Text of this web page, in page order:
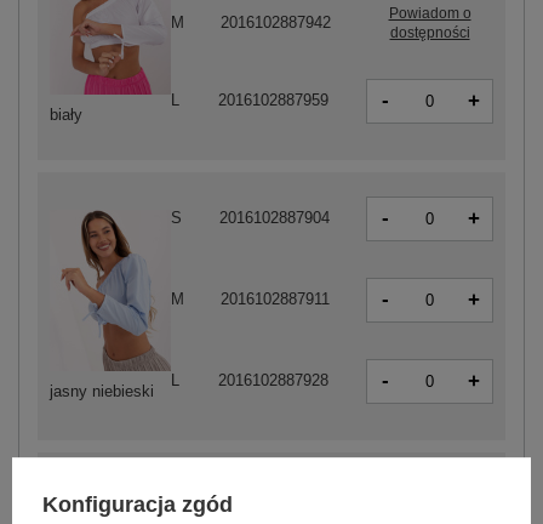
jasny niebieski
S 2016102887904 - +
M 2016102887911 - +
L 2016102887928 - +
M 2016102887881
biały
M 2016102887942
Powiadom o
dostępności
L 2016102887959 - +
Konfiguracja zgód